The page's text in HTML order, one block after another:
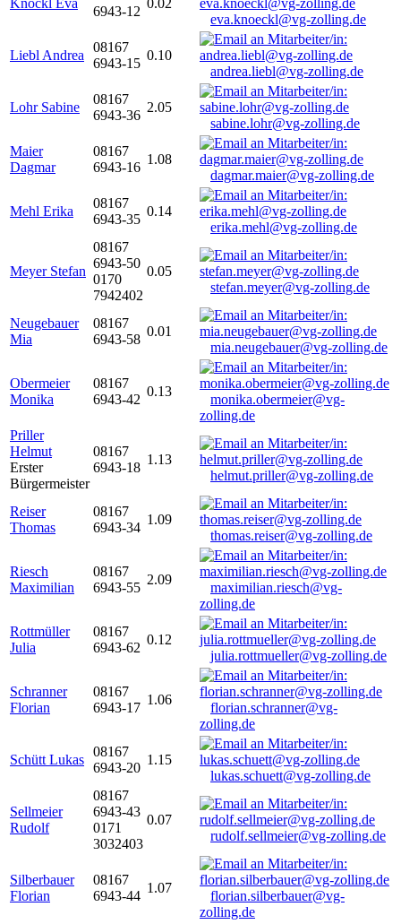
Knöckl Eva
6943-12
0.02
eva.knoeckl@vg-zolling.de
Liebl Andrea
08167
6943-15
0.10
andrea.liebl@vg-zolling.de
Lohr Sabine
08167
6943-36
2.05
sabine.lohr@vg-zolling.de
Maier
Dagmar
08167
6943-16
1.08
dagmar.maier@vg-zolling.de
Mehl Erika
08167
6943-35
0.14
erika.mehl@vg-zolling.de
Meyer Stefan
08167
6943-50
0170
7942402
0.05
stefan.meyer@vg-zolling.de
Neugebauer
Mia
08167
6943-58
0.01
mia.neugebauer@vg-zolling.de
Obermeier
Monika
08167
6943-42
0.13
monika.obermeier@vg-
zolling.de
Priller
Helmut
Erster
Bürgermeister
08167
6943-18
1.13
helmut.priller@vg-zolling.de
Reiser
Thomas
08167
6943-34
1.09
thomas.reiser@vg-zolling.de
Riesch
Maximilian
08167
6943-55
2.09
maximilian.riesch@vg-
zolling.de
Rottmüller
Julia
08167
6943-62
0.12
julia.rottmueller@vg-zolling.de
Schranner
Florian
08167
6943-17
1.06
florian.schranner@vg-
zolling.de
Schütt Lukas
08167
6943-20
1.15
lukas.schuett@vg-zolling.de
Sellmeier
Rudolf
08167
6943-43
0171
3032403
0.07
rudolf.sellmeier@vg-zolling.de
Silberbauer
Florian
08167
6943-44
1.07
florian.silberbauer@vg-
zolling.de